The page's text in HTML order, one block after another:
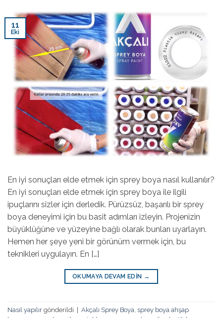
11
Eki
En iyi sonuçları elde etmek için sprey boya nasıl kullanılır?
En iyi sonuçları elde etmek için sprey boya ile ilgili
ipuçlarını sizler için derledik. Pürüzsüz, başarılı bir sprey
boya deneyimi için bu basit adımları izleyin. Projenizin
büyüklüğüne ve yüzeyine bağlı olarak bunları uyarlayın.
Hemen her şeye yeni bir görünüm vermek için, bu
teknikleri uygulayın. En […]
OKUMAYA DEVAM EDIN →
Nasıl yapılır gönderildi Akçalı Sprey Boya, sprey boya ahşap